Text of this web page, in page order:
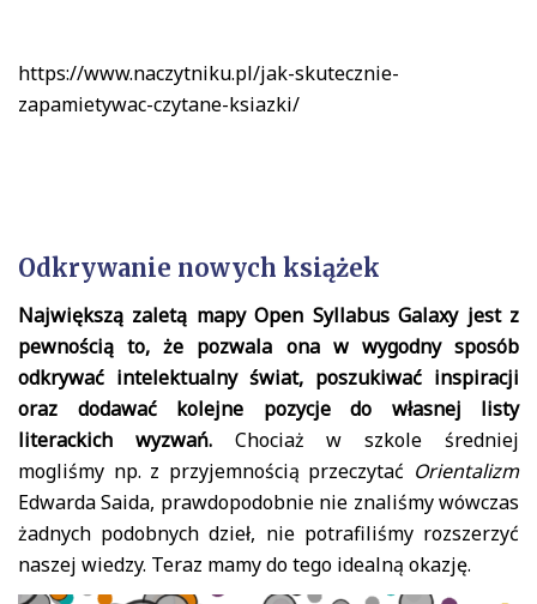
https://www.naczytniku.pl/jak-skutecznie-
zapamietywac-czytane-ksiazki/
Odkrywanie nowych książek
Największą zaletą mapy Open Syllabus Galaxy jest z
pewnością to, że pozwala ona w wygodny sposób
odkrywać intelektualny świat, poszukiwać inspiracji
oraz dodawać kolejne pozycje do własnej listy
literackich wyzwań.Chociaż w szkole średniej
mogliśmy np. z przyjemnością przeczytać Orientalizm
Edwarda Saida, prawdopodobnie nie znaliśmy wówczas
żadnych podobnych dzieł, nie potrafiliśmy rozszerzyć
naszej wiedzy. Teraz mamy do tego idealną okazję.